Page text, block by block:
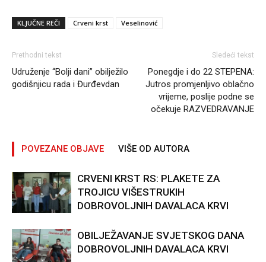
KLJUČNE REČI Crveni krst Veselinović
Prethodni tekst
Udruženje “Bolji dani” obilježilo
godišnjicu rada i Đurđevdan
Sledeći tekst
Ponegdje i do 22 STEPENA:
Jutros promjenljivo oblačno
vrijeme, poslije podne se
očekuje RAZVEDRAVANJE
POVEZANE OBJAVE VIŠE OD AUTORA
CRVENI KRST RS: PLAKETE ZA
TROJICU VIŠESTRUKIH
DOBROVOLJNIH DAVALACA KRVI
OBILJEŽAVANJE SVJETSKOG DANA
DOBROVOLJNIH DAVALACA KRVI